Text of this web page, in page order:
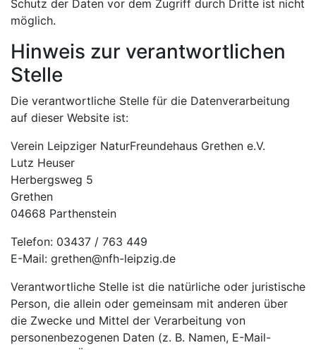
Schutz der Daten vor dem Zugriff durch Dritte ist nicht
möglich.
Hinweis zur verantwortlichen
Stelle
Die verantwortliche Stelle für die Datenverarbeitung
auf dieser Website ist:
Verein Leipziger NaturFreundehaus Grethen e.V.
Lutz Heuser
Herbergsweg 5
Grethen
04668 Parthenstein
Telefon: 03437 / 763 449
E-Mail: grethen@nfh-leipzig.de
Verantwortliche Stelle ist die natürliche oder juristische
Person, die allein oder gemeinsam mit anderen über
die Zwecke und Mittel der Verarbeitung von
personenbezogenen Daten (z. B. Namen, E-Mail-